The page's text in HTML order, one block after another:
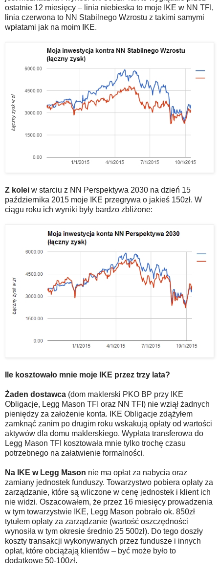
ostatnie 12 miesięcy – linia niebieska to moje IKE w NN TFI,
linia czerwona to NN Stabilnego Wzrostu z takimi samymi
wpłatami jak na moim IKE.
Z kolei w starciu z NN Perspektywa 2030 na dzień 15
października 2015 moje IKE przegrywa o jakieś 150zł. W
ciągu roku ich wyniki były bardzo zbliżone:
Ile kosztowało mnie moje IKE przez trzy lata?
Żaden dostawca (dom maklerski PKO BP przy IKE
Obligacje, Legg Mason TFI oraz NN TFI) nie wziął żadnych
pieniędzy za założenie konta. IKE Obligacje zdążyłem
zamknąć zanim po drugim roku wskakują opłaty od wartości
aktywów dla domu maklerskiego. Wypłata transferowa do
Legg Mason TFI kosztowała mnie tylko trochę czasu
potrzebnego na załatwienie formalności.
Na IKE w Legg Mason nie ma opłat za nabycia oraz
zamiany jednostek funduszy. Towarzystwo pobiera opłaty za
zarządzanie, które są wliczone w cenę jednostek i klient ich
nie widzi. Oszacowałem, że przez 16 miesięcy prowadzenia
w tym towarzystwie IKE, Legg Mason pobrało ok. 850zł
tytułem opłaty za zarządzanie (wartość oszczędności
wynosiła w tym okresie średnio 25 500zł). Do tego doszły
koszty transakcji wykonywanych przez fundusze i innych
opłat, które obciążają klientów – być może było to
dodatkowe 50-100zł.